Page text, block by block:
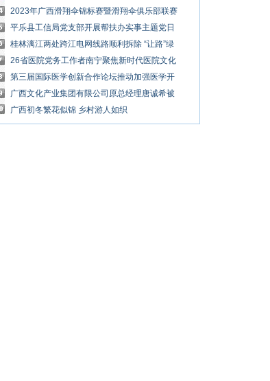
新生
2023年广西滑翔伞锦标赛暨滑翔伞俱乐部联赛
落幕
平乐县工信局党支部开展帮扶办实事主题党日
活动
桂林漓江两处跨江电网线路顺利拆除 “让路”绿
水青山
26省医院党务工作者南宁聚焦新时代医院文化
建设发展
第三届国际医学创新合作论坛推动加强医学开
放合作
广西文化产业集团有限公司原总经理唐诚希被
开除党籍和公职
广西初冬繁花似锦 乡村游人如织